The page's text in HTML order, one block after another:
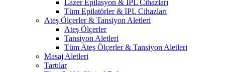
Lazer Epilasyon & IPL Cihazları
Tüm Epilatörler & IPL Cihazları
Ateş Ölçerler & Tansiyon Aletleri
Ateş Ölçerler
Tansiyon Aletleri
Tüm Ateş Ölçerler & Tansiyon Aletleri
Masaj Aletleri
Tartılar